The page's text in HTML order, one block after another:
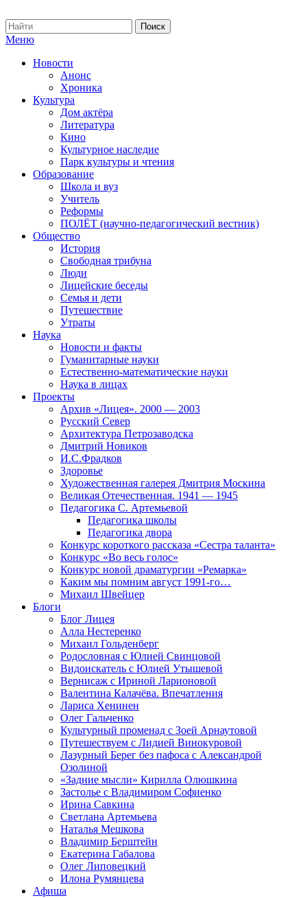
Меню
Новости
Анонс
Хроника
Культура
Дом актёра
Литература
Кино
Культурное наследие
Парк культуры и чтения
Образование
Школа и вуз
Учитель
Реформы
ПОЛЁТ (научно-педагогический вестник)
Общество
История
Свободная трибуна
Люди
Лицейские беседы
Семья и дети
Путешествие
Утраты
Наука
Новости и факты
Гуманитарные науки
Естественно-математические науки
Наука в лицах
Проекты
Архив «Лицея». 2000 — 2003
Русский Север
Архитектура Петрозаводска
Дмитрий Новиков
И.С.Фрадков
Здоровье
Художественная галерея Дмитрия Москина
Великая Отечественная. 1941 — 1945
Педагогика С. Артемьевой
Педагогика школы
Педагогика двора
Конкурс короткого рассказа «Сестра таланта»
Конкурс «Во весь голос»
Конкурс новой драматургии «Ремарка»
Каким мы помним август 1991-го…
Михаил Швейцер
Блоги
Блог Лицея
Алла Нестеренко
Михаил Гольденберг
Родословная с Юлией Свинцовой
Видоискатель с Юлией Утышевой
Вернисаж с Ириной Ларионовой
Валентина Калачёва. Впечатления
Лариса Хенинен
Олег Гальченко
Культурный променад с Зоей Арнаутовой
Путешествуем с Лидией Винокуровой
Лазурный Берег без пафоса с Александрой
Озолиной
«Задние мысли» Кирилла Олюшкина
Застолье с Владимиром Софиенко
Ирина Савкина
Светлана Артемьева
Наталья Мешкова
Владимир Берштейн
Екатерина Габалова
Олег Липовецкий
Илона Румянцева
Афиша